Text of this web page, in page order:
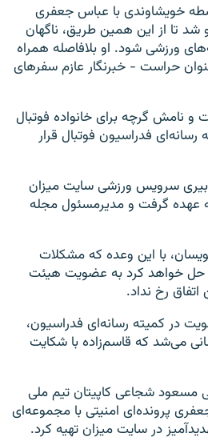
خویشاوندی با عباس جعفری
شد تا از این همین طریق، ناگهان
ورزشی شود. او بلافاصله همراه
حراست - خبرنگار عازم سفرهای
نامش گرچه برای خانواده فوتبال
فدراسیون فوتبال قرار
سرویس ورزشی سایت میزان
عهده گرفت و مدیرمسئول مجله
با این وعده که مشکلات
حل خواهد کرد به عضویت هیئت
رخ نداد.
در کمیته رسانه‌ای فدراسیون،
می‌شد که قاسم‌زاده با شکایت
شجاعی کاپیتان تیم ملی
جعفری پرونده‌ای امنیتی با مجموعه‌ای
در سایت میزان تهیه کرد.